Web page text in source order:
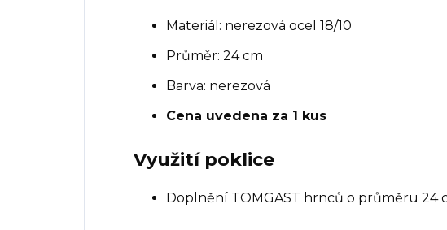
Materiál: nerezová ocel 18/10
Průměr: 24 cm
Barva: nerezová
Cena uvedena za 1 kus
Využití poklice
Doplnění TOMGAST hrnců o průměru 24